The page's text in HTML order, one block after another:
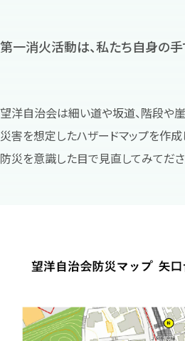
第一消火活動は、私たち自身の手
望洋自治会は細い道や坂道、階段や
災害を想定したハザードマップを作成
防災を意識した目で見直してみてださ